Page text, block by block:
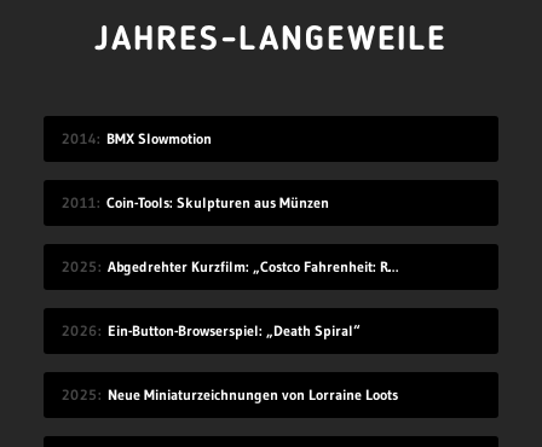
JAHRES-LANGEWEILE
2014 BMX Slowmotion
2011 Coin-Tools: Skulpturen aus Münzen
2025 Abgedrehter Kurzfilm: „Costco Fahrenheit: Reborn: Meow meow’s Revenge“
2026 Ein-Button-Browserspiel: „Death Spiral“
2025 Neue Miniaturzeichnungen von Lorraine Loots